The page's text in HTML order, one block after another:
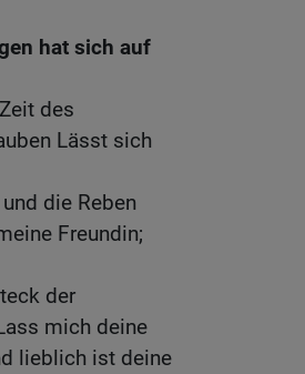
hat sich auf
des
Lässt sich
die Reben
Freundin;
der
mich deine
lieblich ist deine